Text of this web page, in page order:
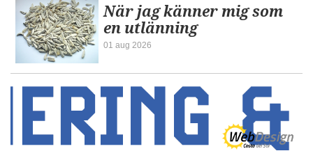
När jag känner mig som
en utlänning
01 aug 2026